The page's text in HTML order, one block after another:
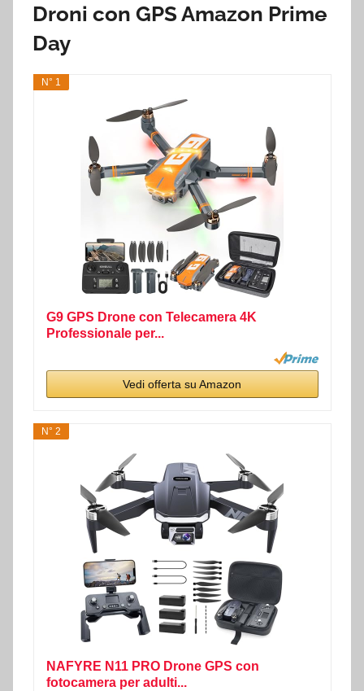
Droni con GPS Amazon Prime
Day
N° 1
G9 GPS Drone con Telecamera 4K
Professionale per...
Vedi offerta su Amazon
N° 2
NAFYRE N11 PRO Drone GPS con
fotocamera per adulti...